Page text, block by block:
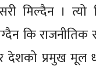
मिल्दैन । त्यो
कि राजनीतिक
देशको प्रमुख मूल